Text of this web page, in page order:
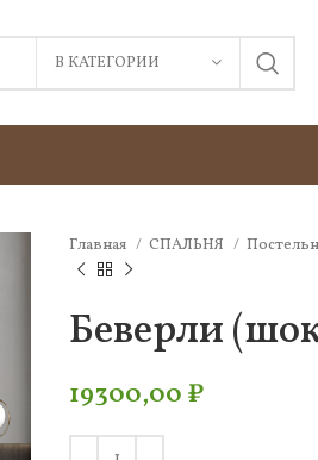
В КАТЕГОРИИ
Главная СПАЛЬНЯ
Беверли
19300,00₽